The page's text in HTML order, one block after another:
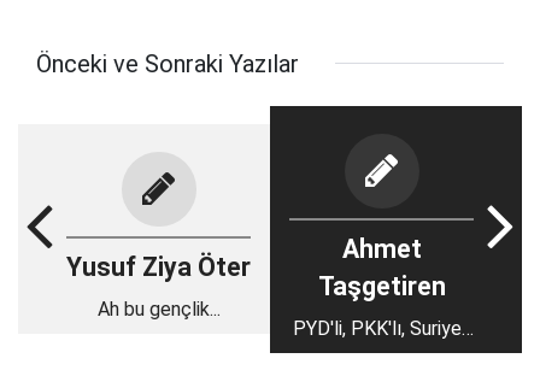
Önceki ve Sonraki Yazılar
Yusuf Ziya Öter
Ah bu gençlik...
Ahmet
Taşgetiren
PYD'li, PKK'lı, Suriyeli
bir bayram